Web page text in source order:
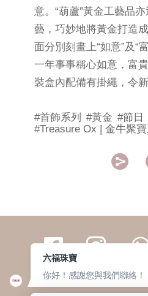
意。“葫蘆”黃金工藝品
藝，巧妙地將黃金打造
面分別刻畫上“如意”及“
一年事事稱心如意，富
裝盒內配備有掛繩，令
#首飾系列 #黃金 #節日
#Treasure Ox | 金牛聚寶

繁體 | 簡体
六福珠寶
你好！感謝您與我們聯絡！